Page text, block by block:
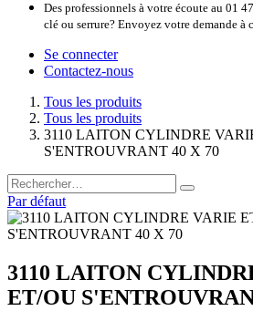
Des professionnels à votre écoute au 01
clé ou serrure? Envoyez votre demande à
Se connecter
Contactez-nous
Tous les produits
Tous les produits
3110 LAITON CYLINDRE
S'ENTROUVRANT 40 X 70
Par défaut
3110 LAITON
ET/OU